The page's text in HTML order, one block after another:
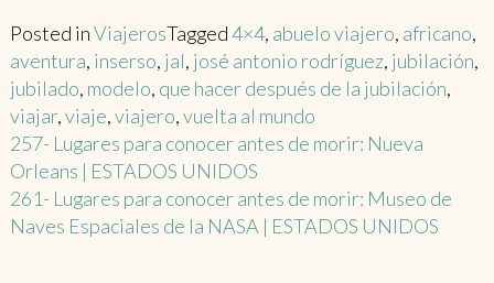
Posted inViajerosTagged4×4, abuelo viajero, africano,
aventura, inserso, jal, josé antonio rodríguez, jubilación,
jubilado, modelo, que hacer después de la jubilación,
viajar,viaje,viajero,vuelta al mundo
Post
navigation
257- Lugares para conocer antes de morir: Nueva
Orleans | ESTADOS UNIDOS
261- Lugares para conocer antes de morir: Museo de
Naves Espaciales de la NASA | ESTADOS UNIDOS